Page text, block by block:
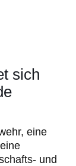
sich
eine
und